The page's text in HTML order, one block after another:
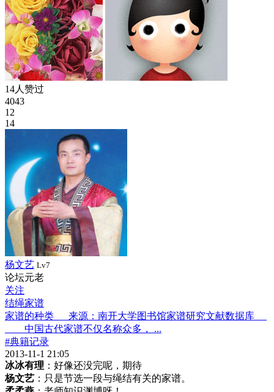
14人赞过
4043
12
14
杨文艺 Lv7
论坛元老
关注
结绳家谱
家谱的种类 来源：南开大学图书馆家谱研究文献数据库
中国古代家谱不仅名称众多， ...
#典籍记录
2013-11-1 21:05
冰冰有理 ：好像还没完呢，期待
杨文艺 ：只是节选一段与绳结有关的家谱。